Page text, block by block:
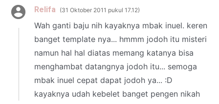
Relifa 31 Oktober 2011 pukul 17.12
Wah ganti baju nih kayaknya mbak inuel. keren
banget template nya... hmmm jodoh itu misteri
namun hal hal diatas memang katanya bisa
menghambat datangnya jodoh itu... semoga
mbak inuel cepat dapat jodoh ya... :D
kayaknya udah kebelet banget pengen nikah